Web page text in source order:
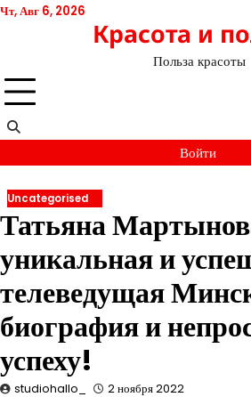
Перейти
Чт, Авг 6, 2026
Красота и
Польза красоты
Войти
Uncategorised
Татьяна
уникальная и
телеведущая
биография и
успеху!
studiohallo_ 2 ноября 2022